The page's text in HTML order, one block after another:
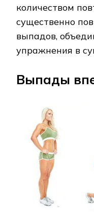
количеством
существенно
выпадов,
упражнения в
Выпады